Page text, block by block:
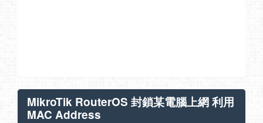
MikroTik RouterOS 封鎖某電腦上網 利用
MAC Address